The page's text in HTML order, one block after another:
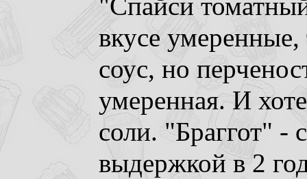
"Спайси
вкусе
соус, но
умеренная. И
соли. "Браггот" -
выдержкой в 2